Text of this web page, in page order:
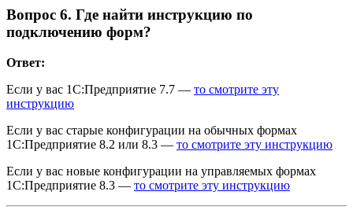
Вопрос 6. Где найти инструкцию по
подключению форм?
Ответ:
Если у вас 1С:Предприятие 7.7 — то смотрите эту
инструкцию
Если у вас старые конфигурации на обычных формах
1С:Предприятие 8.2 или 8.3 — то смотрите эту инструкцию
Если у вас новые конфигурации на управляемых формах
1С:Предприятие 8.3 — то смотрите эту инструкцию